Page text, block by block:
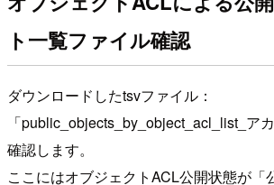
ト一覧ファイル確認
ダウンロードしたtsvファイル：
「public_objects_by_object_acl_list_ア
確認します。
ここにはオブジェクトACL公開状態が「